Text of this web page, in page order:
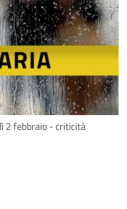
2 febbraio - criticità